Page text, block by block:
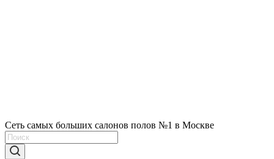
Сеть самых больших салонов полов №1 в Москве